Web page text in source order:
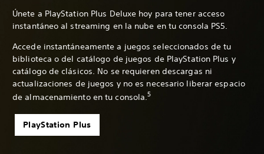
Únete a PlayStation Plus Deluxe hoy para tener acceso
instantáneo al streaming en la nube en tu consola PS5.
Accede instantáneamente a juegos seleccionados de tu
biblioteca o del catálogo de juegos de PlayStation Plus y
catálogo de clásicos. No se requieren descargas ni
actualizaciones de juegos y no es necesario liberar espacio
de almacenamiento en tu consola.5
PlayStation Plus